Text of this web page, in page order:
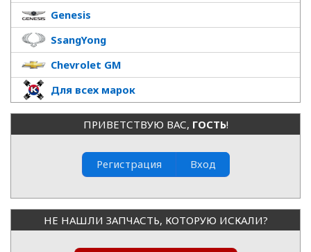
Genesis
SsangYong
Chevrolet GM
Для всех марок
ПРИВЕТСТВУЮ ВАС, ГОСТЬ!
Регистрация Вход
НЕ НАШЛИ ЗАПЧАСТЬ, КОТОРУЮ ИСКАЛИ?